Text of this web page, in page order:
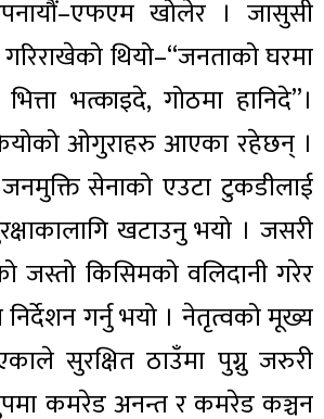
खोलेर । जासुसी
थियो–“जनताको घरमा
भत्काइदे, गोठमा हानिदे”।
ओगुराहरु आएका रहेछन् ।
सेनाको एउटा टुकडीलाई
खटाउनु भयो । जसरी
जस्तो किसिमको वलिदानी गरेर
निर्देशन गर्नु भयो । नेतृत्वको मूख्य
सुरक्षित ठाउँमा पुग्नु जरुरी
कमरेड अनन्त र कमरेड कञ्चन